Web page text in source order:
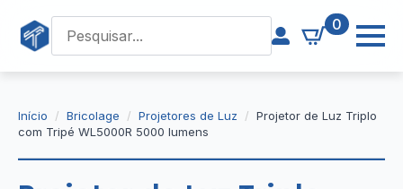
0
Início Bricolage Projetores de Luz
Projetor de Luz Triplo
com Tripé WL5000R 5000 lumens